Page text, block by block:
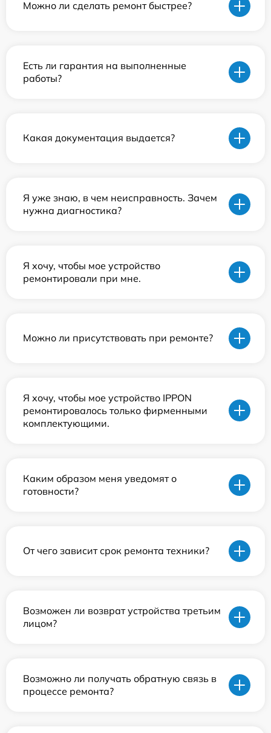
Можно ли сделать ремонт быстрее?
Есть ли гарантия на выполненные
работы?
Какая документация выдается?
Я уже знаю, в чем неисправность. Зачем
нужна диагностика?
Я хочу, чтобы мое устройство
ремонтировали при мне.
Можно ли присутствовать при ремонте?
Я хочу, чтобы мое устройство IPPON
ремонтировалось только фирменными
комплектующими.
Каким образом меня уведомят о
готовности?
От чего зависит срок ремонта техники?
Возможен ли возврат устройства третьим
лицом?
Возможно ли получать обратную связь в
процессе ремонта?